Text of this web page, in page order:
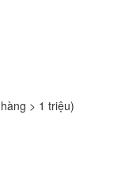
> 1 triệu)